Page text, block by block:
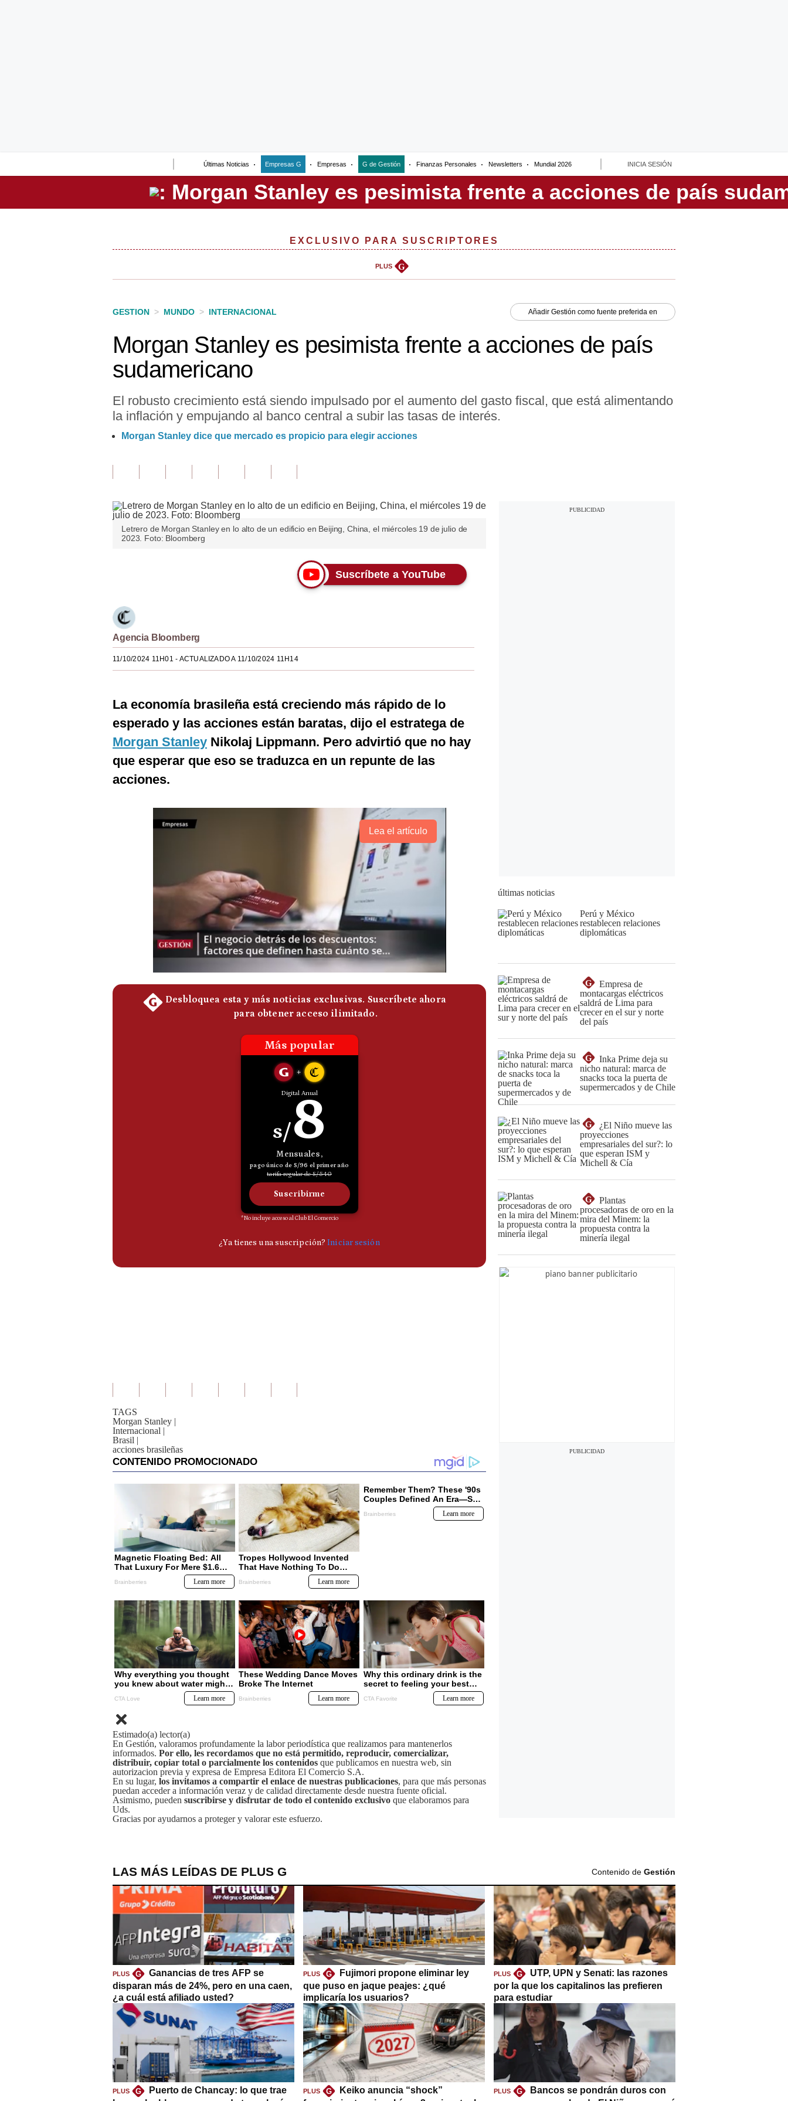
Últimas Noticias Empresas G Empresas G de Gestión Finanzas Personales Newsletters Mundial 2026 INICIA SESIÓN
Perú
EXCLUSIVO PARA SUSCRIPTORES
PLUS G
GESTION > MUNDO > INTERNACIONAL Añadir Gestión como fuente preferida en
Morgan Stanley es pesimista frente a acciones de país
sudamericano
El robusto crecimiento está siendo impulsado por el aumento del gasto fiscal, que está alimentando
la inflación y empujando al banco central a subir las tasas de interés.
Morgan Stanley dice que mercado es propicio para elegir acciones
Letrero de Morgan Stanley en lo alto de un edificio en Beijing, China, el miércoles 19 de julio de
2023. Foto: Bloomberg
Suscríbete a YouTube
Agencia Bloomberg
11/10/2024 11H01 - ACTUALIZADO A 11/10/2024 11H14
La economía brasileña está creciendo más rápido de lo
esperado y las acciones están baratas, dijo el estratega de
Morgan Stanley Nikolaj Lippmann. Pero advirtió que no hay
que esperar que eso se traduzca en un repunte de las
acciones.
Lea el artículo
TAGS
Morgan Stanley |
Internacional |
Brasil |
acciones brasileñas
Estimado(a) lector(a)
En Gestión, valoramos profundamente la labor periodística que realizamos para mantenerlos
informados. Por ello, les recordamos que no está permitido, reproducir, comercializar,
distribuir, copiar total o parcialmente los contenidos que publicamos en nuestra web, sin
autorizacion previa y expresa de Empresa Editora El Comercio S.A.
En su lugar, los invitamos a compartir el enlace de nuestras publicaciones, para que más personas
puedan acceder a información veraz y de calidad directamente desde nuestra fuente oficial.
Asimismo, pueden suscribirse y disfrutar de todo el contenido exclusivo que elaboramos para
Uds.
Gracias por ayudarnos a proteger y valorar este esfuerzo.
últimas noticias
Perú y México
restablecen relaciones
diplomáticas
G
Empresa de
montacargas eléctricos
saldrá de Lima para
crecer en el sur y norte
del país
G
Inka Prime deja su
nicho natural: marca de
snacks toca la puerta de
supermercados y de Chile
G
¿El Niño mueve las
proyecciones
empresariales del sur?: lo
que esperan ISM y
Michell & Cía
G
Plantas
procesadoras de oro en la
mira del Minem: la
propuesta contra la
minería ilegal
LAS MÁS LEÍDAS DE PLUS G Contenido de Gestión
PLUS G
Ganancias de tres AFP se
disparan más de 24%, pero en una caen,
¿a cuál está afiliado usted?
PLUS G
Fujimori propone eliminar ley
que puso en jaque peajes: ¿qué
implicaría los usuarios?
PLUS G
UTP, UPN y Senati: las razones
por la que los capitalinos las prefieren
para estudiar
PLUS G
Puerto de Chancay: lo que trae
PLUS G
Keiko anuncia “shock”
PLUS G
Bancos se pondrán duros con